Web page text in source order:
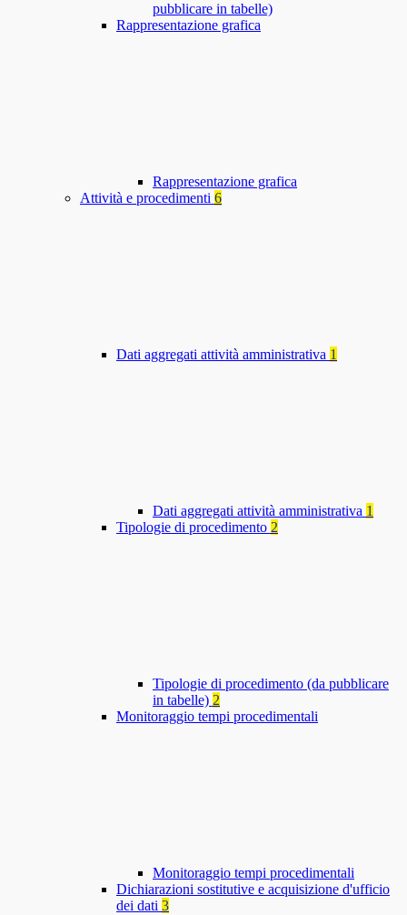
pubblicare in tabelle)
Rappresentazione grafica
Rappresentazione grafica
Attività e procedimenti 6
Dati aggregati attività amministrativa 1
Dati aggregati attività amministrativa 1
Tipologie di procedimento 2
Tipologie di procedimento (da pubblicare
in tabelle) 2
Monitoraggio tempi procedimentali
Monitoraggio tempi procedimentali
Dichiarazioni sostitutive e acquisizione d'ufficio
dei dati 3